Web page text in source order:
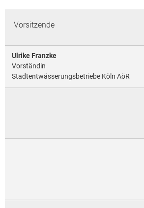
Vorsitzende
Ulrike Franzke
Vorständin
Stadtentwässerungsbetriebe Köln AöR